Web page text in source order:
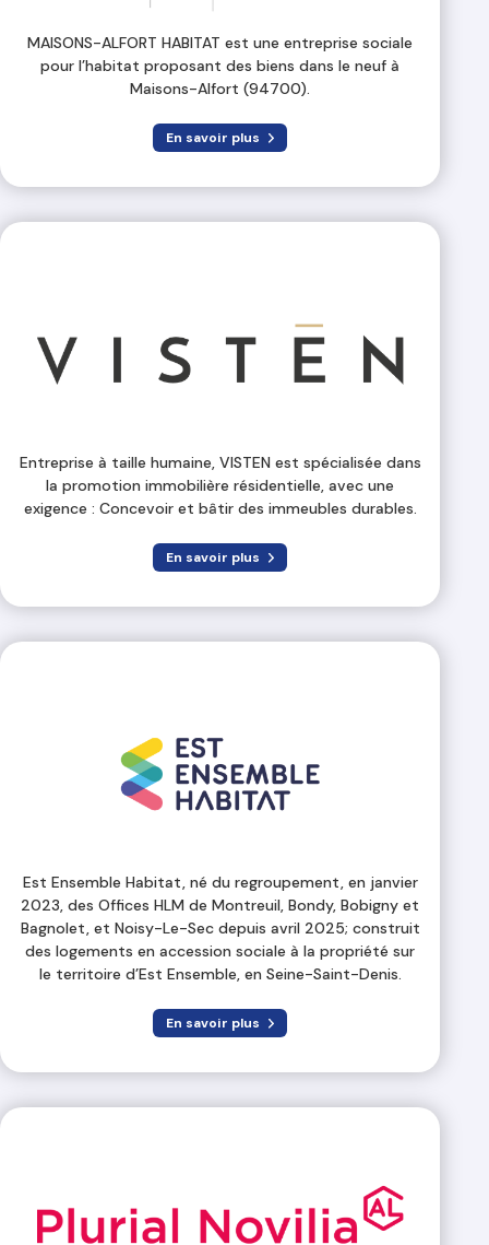
MAISONS-ALFORT HABITAT est une entreprise sociale
pour l’habitat proposant des biens dans le neuf à
Maisons-Alfort (94700).
En savoir plus
Entreprise à taille humaine, VISTEN est spécialisée dans
la promotion immobilière résidentielle, avec une
exigence : Concevoir et bâtir des immeubles durables.
En savoir plus
Est Ensemble Habitat, né du regroupement, en janvier
2023, des Offices HLM de Montreuil, Bondy, Bobigny et
Bagnolet, et Noisy-Le-Sec depuis avril 2025; construit
des logements en accession sociale à la propriété sur
le territoire d’Est Ensemble, en Seine-Saint-Denis.
En savoir plus